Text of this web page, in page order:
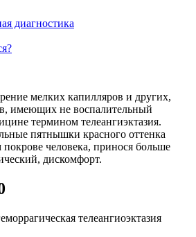
диагностика
мелких капилляров и других,
имеющих не воспалительный
термином телеангиэктазия.
пятнышки красного оттенка
человека, принося больше
дискомфорт.
телеангиоэктазия